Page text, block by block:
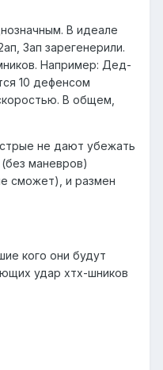
В идеале
3ап зарегенерили.
Например: Дед-
10 дефенсом
В общем,
не дают убежать
маневров)
сможет), и размен
кого они будут
удар хтх-шников